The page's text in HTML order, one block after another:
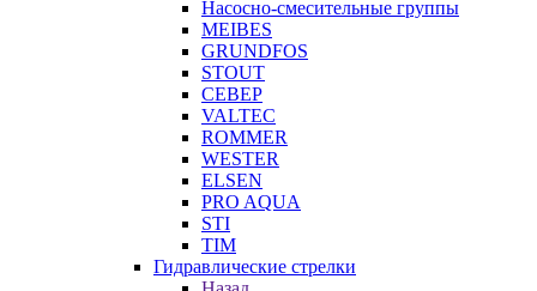
Насосно-смесительные группы
MEIBES
GRUNDFOS
STOUT
СЕВЕР
VALTEC
ROMMER
WESTER
ELSEN
PRO AQUA
STI
TIM
Гидравлические стрелки